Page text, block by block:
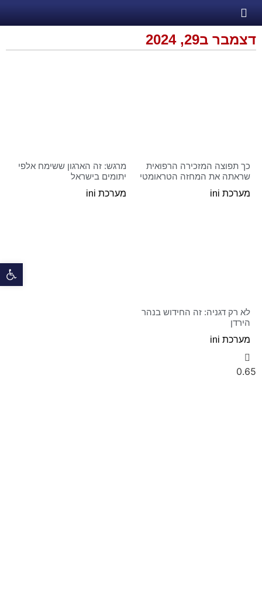
דצמבר ב29, 2024
כך תפוצה המזכירה הרפואית
שראתה את המחזה הטראומטי
מערכת ini
מרגש: זה הארגון ששימח אלפי
יתומים בישראל
מערכת ini
לא רק דגניה: זה החידוש בנהר
הירדן
מערכת ini